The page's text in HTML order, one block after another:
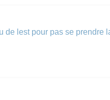
lest pour pas se